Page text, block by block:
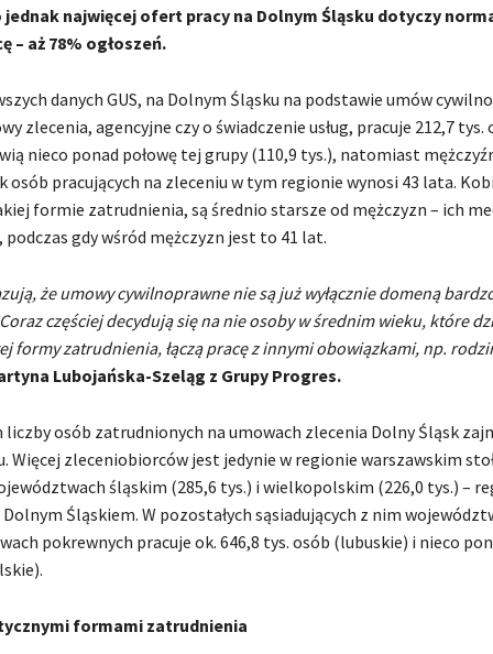
najwięcej ofert pracy na Dolnym Śląsku dotyczy
– aż 78% ogłoszeń.
danych GUS, na Dolnym Śląsku na podstawie umów
zlecenia, agencyjne czy o świadczenie usług, pracuje 212,7 tys.
nieco ponad połowę tej grupy (110,9 tys.), natomiast
osób pracujących na zleceniu w tym regionie wynosi 43 lata.
formie zatrudnienia, są średnio starsze od mężczyzn – ich
podczas gdy wśród mężczyzn jest to 41 lat.
że umowy cywilnoprawne nie są już wyłącznie domeną
częściej decydują się na nie osoby w średnim wieku, które
formy zatrudnienia, łączą pracę z innymi obowiązkami, np.
Lubojańska-Szeląg z Grupy Progres.
liczby osób zatrudnionych na umowach zlecenia Dolny Śląsk
Więcej zleceniobiorców jest jedynie w regionie warszawskim
śląskim (285,6 tys.) i wielkopolskim (226,0 tys.) –
Śląskiem. W pozostałych sąsiadujących z nim
pokrewnych pracuje ok. 646,8 tys. osób (lubuskie) i nieco
formami zatrudnienia